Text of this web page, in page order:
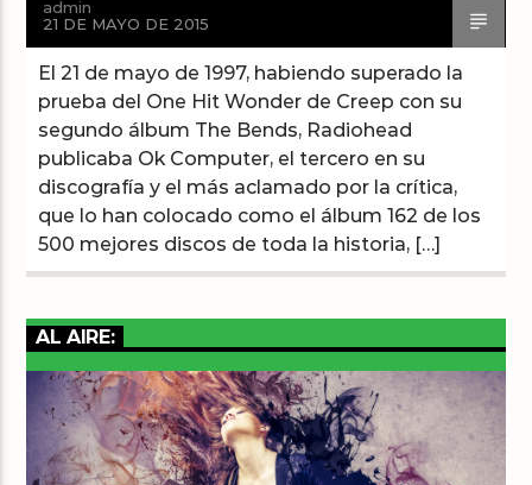
admin
21 DE MAYO DE 2015
El 21 de mayo de 1997, habiendo superado la
prueba del One Hit Wonder de Creep con su
segundo álbum The Bends, Radiohead
publicaba Ok Computer, el tercero en su
discografía y el más aclamado por la crítica,
que lo han colocado como el álbum 162 de los
500 mejores discos de toda la historia, […]
AL AIRE: